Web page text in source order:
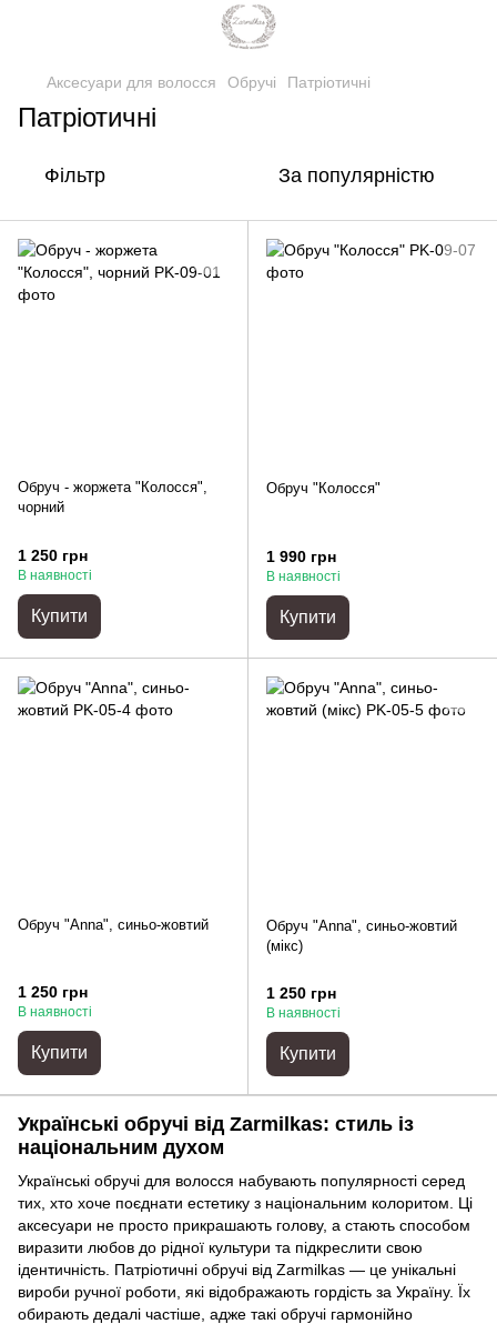
Аксесуари для волосся Обручі Патріотичні
Патріотичні
Фільтр За популярністю
Обруч - жоржета "Колосся",
чорний
1 250 грн
В наявності
Купити
Обруч "Колосся"
1 990 грн
В наявності
Купити
Обруч "Anna", синьо-жовтий
1 250 грн
В наявності
Купити
Обруч "Anna", синьо-жовтий
(мікс)
1 250 грн
В наявності
Купити
Українські обручі від Zarmilkas: стиль із
національним духом
Українські обручі для волосся набувають популярності серед
тих, хто хоче поєднати естетику з національним колоритом. Ці
аксесуари не просто прикрашають голову, а стають способом
виразити любов до рідної культури та підкреслити свою
ідентичність. Патріотичні обручі від Zarmilkas — це унікальні
вироби ручної роботи, які відображають гордість за Україну. Їх
обирають дедалі частіше, адже такі обручі гармонійно